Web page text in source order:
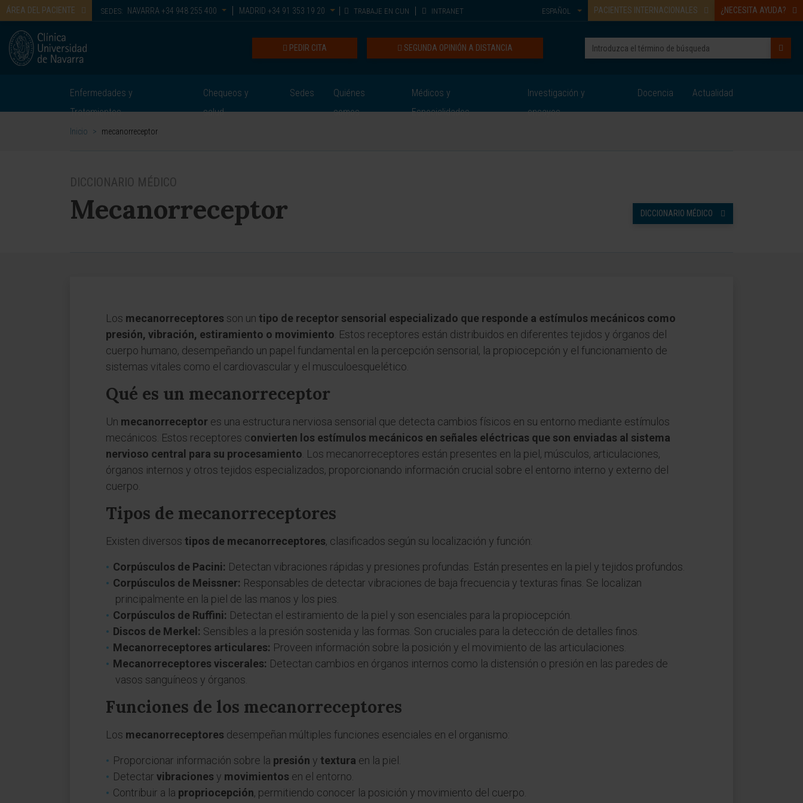
ÁREA DEL PACIENTE SEDES: NAVARRA +34 948 255 400 MADRID +34 91 353 19 20 TRABAJE EN CUN INTRANET PACIENTES INTERNACIONALES ¿NECESITA AYUDA?
ESPAÑOL
SEGUNDA OPINIÓN A DISTANCIA
PEDIR CITA
Enfermedades y
Tratamientos
Chequeos y
salud
Sedes
Quiénes
somos
Médicos y
Especialidades
Investigación y
ensayos
Docencia Actualidad
Inicio > mecanorreceptor
DICCIONARIO MÉDICO
Mecanorreceptor DICCIONARIO MÉDICO
Los mecanorreceptores son un tipo de receptor sensorial especializado que responde a estímulos mecánicos como
presión, vibración, estiramiento o movimiento . Estos receptores están distribuidos en diferentes tejidos y órganos del
cuerpo humano, desempeñando un papel fundamental en la percepción sensorial, la propiocepción y el funcionamiento de
sistemas vitales como el cardiovascular y el musculoesquelético.
Qué es un mecanorreceptor
Un mecanorreceptor es una estructura nerviosa sensorial que detecta cambios físicos en su entorno mediante estímulos
mecánicos. Estos receptores convierten los estímulos mecánicos en señales eléctricas que son enviadas al sistema
nervioso central para su procesamiento . Los mecanorreceptores están presentes en la piel, músculos, articulaciones,
órganos internos y otros tejidos especializados, proporcionando información crucial sobre el entorno interno y externo del
cuerpo.
Tipos de mecanorreceptores
Existen diversos tipos de mecanorreceptores, clasificados según su localización y función:
Corpúsculos de Pacini: Detectan vibraciones rápidas y presiones profundas. Están presentes en la piel y tejidos profundos.
Corpúsculos de Meissner: Responsables de detectar vibraciones de baja frecuencia y texturas finas. Se localizan
principalmente en la piel de las manos y los pies.
Corpúsculos de Ruffini: Detectan el estiramiento de la piel y son esenciales para la propiocepción.
Discos de Merkel: Sensibles a la presión sostenida y las formas. Son cruciales para la detección de detalles finos.
Mecanorreceptores articulares: Proveen información sobre la posición y el movimiento de las articulaciones.
Mecanorreceptores viscerales: Detectan cambios en órganos internos como la distensión o presión en las paredes de
vasos sanguíneos y órganos.
Funciones de los mecanorreceptores
Los mecanorreceptores desempeñan múltiples funciones esenciales en el organismo:
Proporcionar información sobre la presión y textura en la piel.
Detectar vibraciones y movimientos en el entorno.
Contribuir a la propriocepción, permitiendo conocer la posición y movimiento del cuerpo.